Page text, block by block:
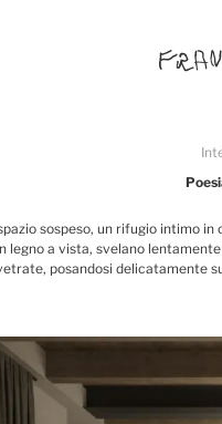
sospeso, un rifugio intimo
legno a vista, svelano
posandosi delicatamente